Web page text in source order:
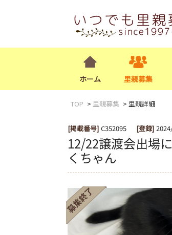
ホーム 里親募集
TOP 里親募集 里親詳細
[掲載番号] C352095 [登録]
12/22譲渡会出場
くちゃん